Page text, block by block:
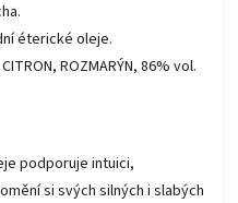
éterické oleje.
CITRON, ROZMARÝN, 86% vol.
podporuje intuici,
si svých silných i slabých